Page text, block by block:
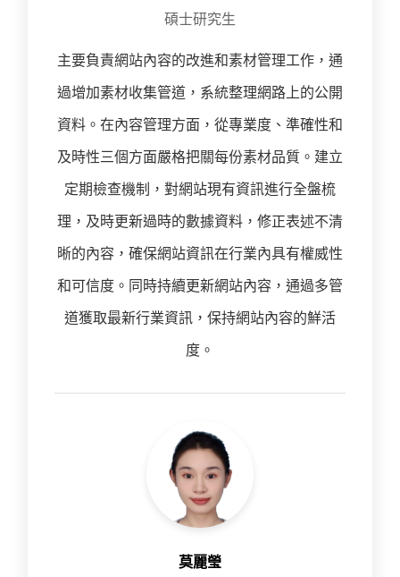
碩士研究生
主要負責網站內容的改進和素材管理工作，通
過增加素材收集管道，系統整理網路上的公開
資料。在內容管理方面，從專業度、準確性和
及時性三個方面嚴格把關每份素材品質。建立
定期檢查機制，對網站現有資訊進行全盤梳
理，及時更新過時的數據資料，修正表述不清
晰的內容，確保網站資訊在行業內具有權威性
和可信度。同時持續更新網站內容，通過多管
道獲取最新行業資訊，保持網站內容的鮮活
度。
莫麗瑩